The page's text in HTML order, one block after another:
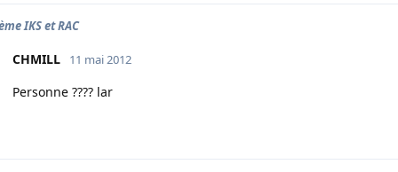
IKS et RAC
CHMILL 11 mai 2012
Personne ???? lar